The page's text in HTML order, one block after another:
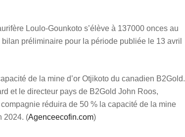
Loulo-Gounkoto s’élève à 137000 onces au
préliminaire pour la période publiée le 13 avril
de la mine d’or Otjikoto du canadien B2Gold.
et le directeur pays de B2Gold John Roos,
réduira de 50 % la capacité de la mine
2024. (Agenceecofin.com)